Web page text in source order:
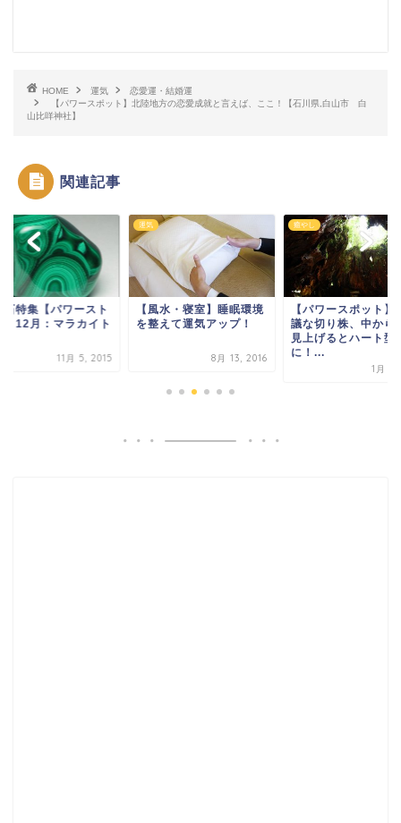
HOME 運気
恋愛運・結婚運
【パワースポット】北陸地方の恋愛成就と言えば、ここ！【石川県,白山市 白
山比咩神社】
関連記事
石特集【パワースト
】12月：マラカイト
11月 5, 2015
運気
【風水・寝室】睡眠環境
を整えて運気アップ！
8月 13, 2016
癒やし
【パワースポット】
議な切り株、中から
見上げるとハート型
に！...
1月 8,